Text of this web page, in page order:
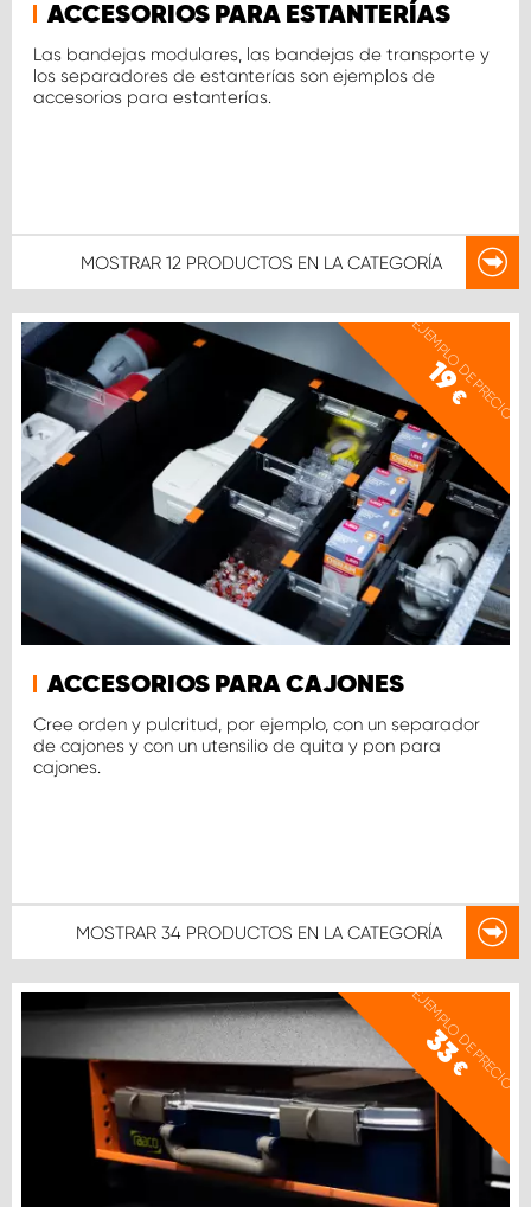
ACCESORIOS PARA ESTANTERÍAS
Las bandejas modulares, las bandejas de transporte y
los separadores de estanterías son ejemplos de
accesorios para estanterías.
MOSTRAR 12 PRODUCTOS EN LA CATEGORÍA
EJEMPLO DE PRECIO
19
€
ACCESORIOS PARA CAJONES
Cree orden y pulcritud, por ejemplo, con un separador
de cajones y con un utensilio de quita y pon para
cajones.
MOSTRAR 34 PRODUCTOS EN LA CATEGORÍA
EJEMPLO DE PRECIO
33
€